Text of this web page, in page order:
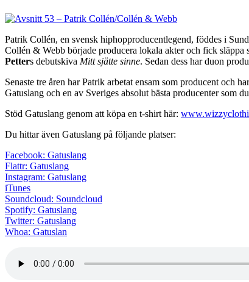
Patrik Collén, en svensk hiphopproducentlegend, föddes i
Collén & Webb började producera lokala akter och fick släppa
Petters debutskiva Mitt sjätte sinne. Sedan dess har duon
Senaste tre åren har Patrik arbetat ensam som producent
Gatuslang och en av Sveriges absolut bästa producenter som
Stöd Gatuslang genom att köpa en t-shirt här:
Du hittar även Gatuslang på följande platser:
Facebook: Gatuslang
Flattr: Gatuslang
Instagram: Gatuslang
iTunes
Soundcloud: Soundcloud
Spotify: Gatuslang
Twitter: Gatuslang
Whoa: Gatuslan